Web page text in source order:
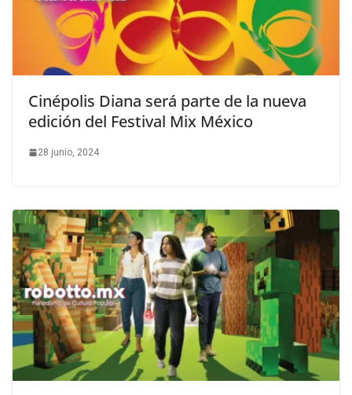
Cinépolis Diana será parte de la nueva
edición del Festival Mix México
28 junio, 2024